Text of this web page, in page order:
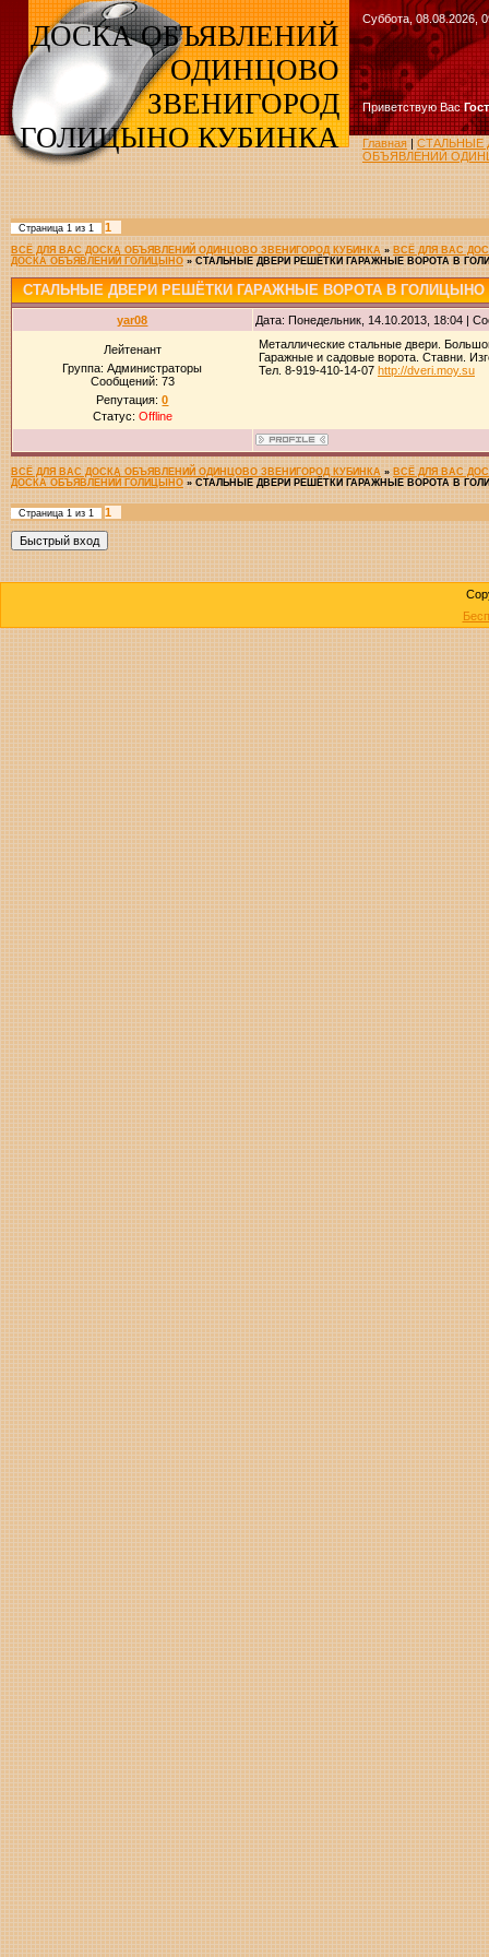
ДОСКА ОБЪЯВЛЕНИЙ
ОДИНЦОВО
ЗВЕНИГОРОД
ГОЛИЦЫНО КУБИНКА
Суббота, 08.08.2026,
Приветствую Вас
Главная|СТАЛЬНЫЕ
ОБЪЯВЛЕНИЙ
Страница 1из 1 1
ВСЁ ДЛЯ ВАС ДОСКА ОБЪЯВЛЕНИЙ ОДИНЦОВО ЗВЕНИГОРОД КУБИНКА » ВСЁ ДЛЯ ВАС
ДОСКА ОБЪЯВЛЕНИЙ ГОЛИЦЫНО » СТАЛЬНЫЕ ДВЕРИ РЕШЁТКИ ГАРАЖНЫЕ ВОРОТА В
СТАЛЬНЫЕ ДВЕРИ РЕШЁТКИ ГАРАЖНЫЕ ВОРОТА В
yar08 Дата: Понедельник, 14.10.2013, 18:04 |
Лейтенант
Группа: Администраторы
Сообщений: 73
Репутация:0
Статус: Offline
Металлические стальные двери.
Гаражные и садовые ворота. Ставни.
Тел. 8-919-410-14-07 http://dveri.moy.su
ВСЁ ДЛЯ ВАС ДОСКА ОБЪЯВЛЕНИЙ ОДИНЦОВО ЗВЕНИГОРОД КУБИНКА » ВСЁ ДЛЯ ВАС
ДОСКА ОБЪЯВЛЕНИЙ ГОЛИЦЫНО » СТАЛЬНЫЕ ДВЕРИ РЕШЁТКИ ГАРАЖНЫЕ ВОРОТА В
Страница 1из 1 1